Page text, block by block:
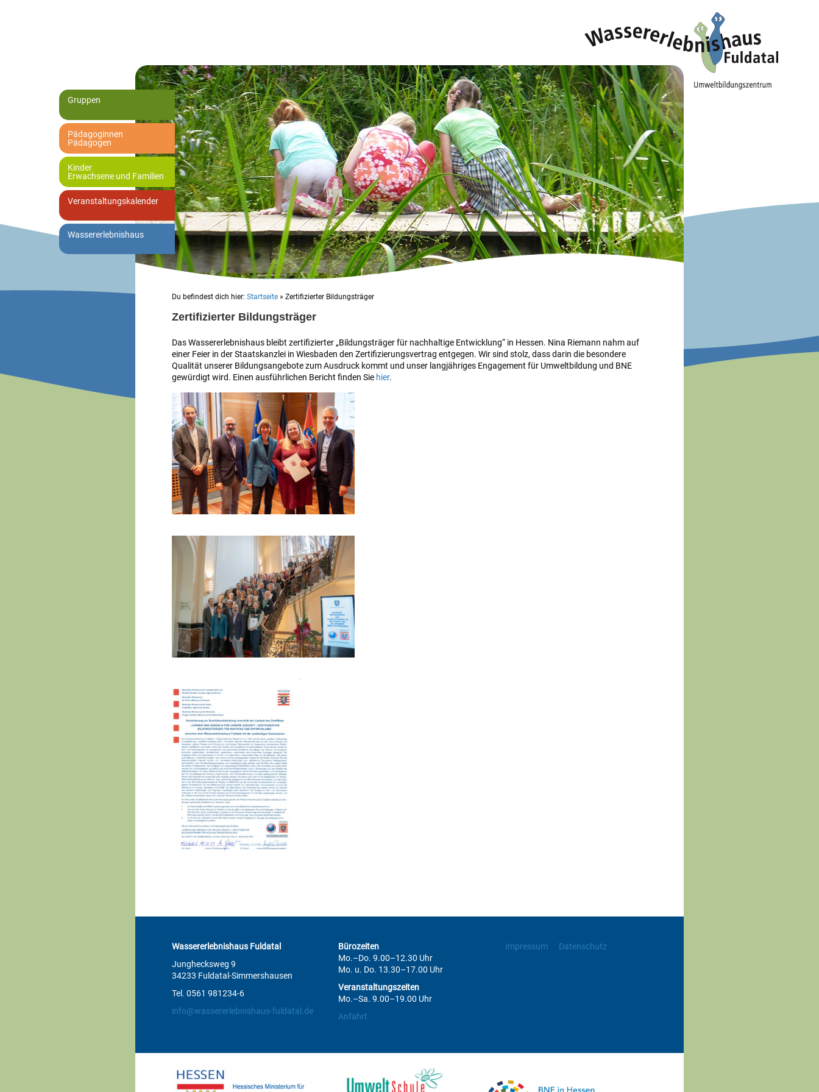
Gruppen
Pädagoginnen
Pädagogen
Kinder
Erwachsene und Familien
Veranstaltungskalender
Wassererlebnishaus
Du befindest dich hier: Startseite » Zertifizierter Bildungsträger
Zertifizierter Bildungsträger
Das Wassererlebnishaus bleibt zertifizierter „Bildungsträger für nachhaltige Entwicklung“ in Hessen. Nina Riemann nahm auf
einer Feier in der Staatskanzlei in Wiesbaden den Zertifizierungsvertrag entgegen. Wir sind stolz, dass darin die besondere
Qualität unserer Bildungsangebote zum Ausdruck kommt und unser langjähriges Engagement für Umweltbildung und BNE
gewürdigt wird. Einen ausführlichen Bericht finden Sie hier.
Wassererlebnishaus Fuldatal
Junghecksweg 9
34233 Fuldatal-Simmershausen
Tel. 0561 981234-6
info@wassererlebnishaus-fuldatal.de
Bürozeiten
Mo.–Do. 9.00–12.30 Uhr
Mo. u. Do. 13.30–17.00 Uhr
Veranstaltungszeiten
Mo.–Sa. 9.00–19.00 Uhr
Anfahrt
Impressum Datenschutz